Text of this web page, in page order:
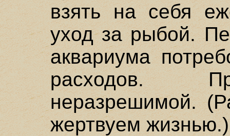
взять на себя
уход за рыбой.
аквариума
расходов.
неразрешимой.
жертвуем жизнью.)